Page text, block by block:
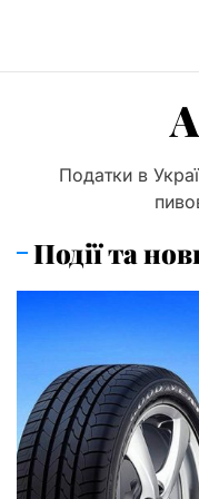
the
Податки в
Події та